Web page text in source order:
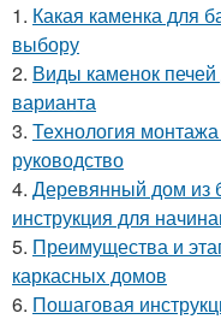
1. Какая каменка для
выбору
2. Виды каменок
варианта
3. Технология
руководство
4. Деревянный дом из
инструкция для
5. Преимущества и
каркасных домов
6. Пошаговая